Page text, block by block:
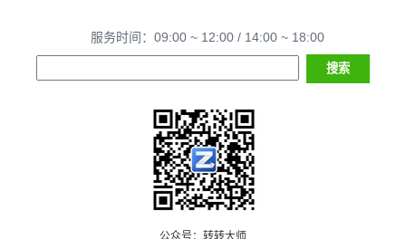
服务时间：09:00 ~ 12:00 / 14:00 ~ 18:00
公众号：转转大师